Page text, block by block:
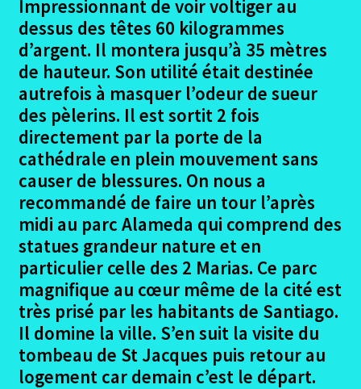
Rente – Pedrouzo
Madrid Pedrouzo – Santiago
Madrid Premier jour à Santiago
Madrid deuxième jour à Santiago
Madrid le retour et materiel emporté
menu
Madrid Gites et Auberges
Madrid Documents divers
Ouvrir
le
enfant
Madrid Conclusion
Seville – Santiago en 2018
Ouvrir
Impressionnant de voir voltiger au
dessus des têtes 60 kilogrammes
d’argent. Il montera jusqu’à 35 mètres
de hauteur. Son utilité était destinée
autrefois à masquer l’odeur de sueur
des pèlerins. Il est sortit 2 fois
directement par la porte de la
cathédrale en plein mouvement sans
causer de blessures. On nous a
recommandé de faire un tour l’après
midi au parc Alameda qui comprend des
statues grandeur nature et en
particulier celle des 2 Marias. Ce parc
magnifique au cœur même de la cité est
très prisé par les habitants de Santiago.
Il domine la ville. S’en suit la visite du
tombeau de St Jacques puis retour au
logement car demain c’est le départ.